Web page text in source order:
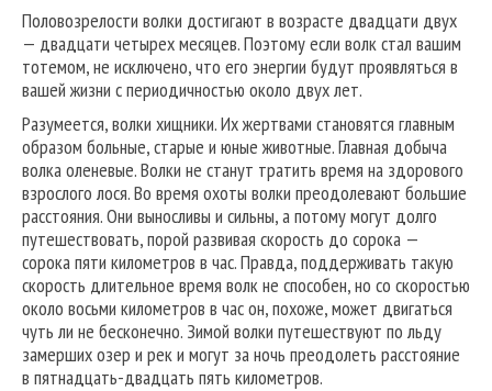
Половозрелости волки достигают в возрасте двадцати двух
— двадцати четырех месяцев. Поэтому если волк стал вашим
тотемом, не исключено, что его энергии будут проявляться в
вашей жизни с периодичностью около двух лет.
Разумеется, волки хищники. Их жертвами становятся главным
образом больные, старые и юные животные. Главная добыча
волка оленевые. Волки не станут тратить время на здорового
взрослого лося. Во время охоты волки преодолевают большие
расстояния. Они выносливы и сильны, а потому могут долго
путешествовать, порой развивая скорость до сорока —
сорока пяти километров в час. Правда, поддерживать такую
скорость длительное время волк не способен, но со скоростью
около восьми километров в час он, похоже, может двигаться
чуть ли не бесконечно. Зимой волки путешествуют по льду
замерших озер и рек и могут за ночь преодолеть расстояние
в пятнадцать-двадцать пять километров.